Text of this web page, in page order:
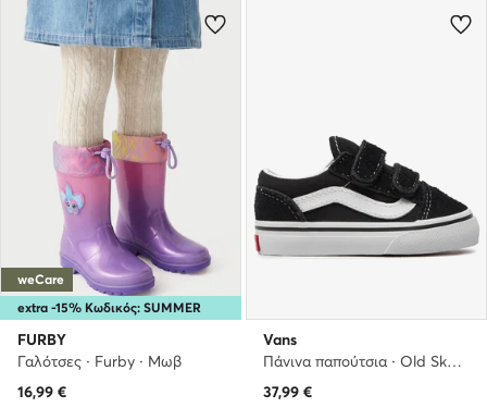
extra -15% Κωδικός: SUMMER
weCare
FURBY
Γαλότσες · Furby · Μωβ
16,99 €
Vans
Πάνινα παπούτσια · Old Skool · Μαύρο
37,99 €